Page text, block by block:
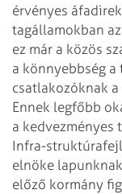
érvényes
tagállamokban
ez már a közös
a könnyebbség
csatlakozóknak
Ennek legfőbb
a kedvezményes
Infra-
elnöke
előző kormány